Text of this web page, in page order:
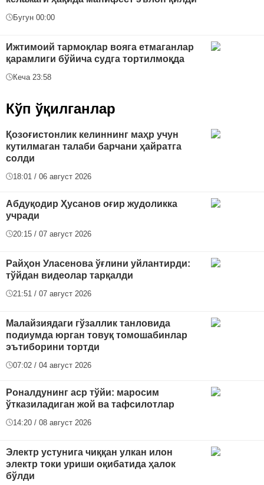
Бугун 00:00
Ижтимоий тармоқлар вояга етмаганлар
қарамлиги бўйича судга тортилмоқда
Кеча 23:58
Кўп ўқилганлар
Қозоғистонлик келиннинг маҳр учун
кутилмаган талаби барчани ҳайратга
солди
18:01 / 06 август 2026
Абдуқодир Ҳусанов оғир жудоликка
учради
20:15 / 07 август 2026
Райҳон Уласенова ўғлини уйлантирди:
тўйдан видеолар тарқалди
21:51 / 07 август 2026
Малайзиядаги гўзаллик танловида
подиумда юрган товуқ томошабинлар
эътиборини тортди
07:02 / 04 август 2026
Роналдунинг аср тўйи: маросим
ўтказиладиган жой ва тафсилотлар
14:20 / 08 август 2026
Электр устунига чиққан улкан илон
электр токи уриши оқибатида ҳалок
бўлди